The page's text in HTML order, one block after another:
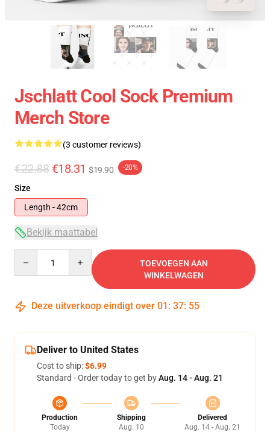
Jschlatt Cool Sock Premium
Merch Store
(3 customer reviews)
€22.88 €18.31 $19.90 -20%
Size
Length - 42cm
Bekijk maattabel
TOEVOEGEN AAN
WINKELWAGEN
Deze uitverkoop eindigt over 01 : 37: 54
Deliver to United States
Cost to ship:$6.99
Standard - Order today to get byAug. 14 - Aug. 21
Production
Today
Shipping
Aug. 10
Delivered
Aug. 14 - Aug. 21